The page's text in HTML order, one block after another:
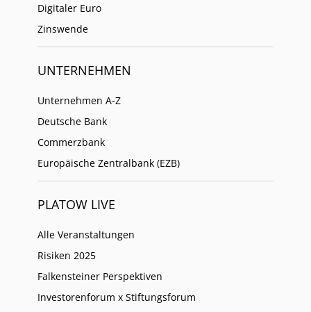
Digitaler Euro
Zinswende
UNTERNEHMEN
Unternehmen A-Z
Deutsche Bank
Commerzbank
Europäische Zentralbank (EZB)
PLATOW LIVE
Alle Veranstaltungen
Risiken 2025
Falkensteiner Perspektiven
Investorenforum x Stiftungsforum